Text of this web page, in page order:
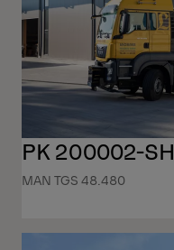
PK 200002-SH
MAN TGS 48.480